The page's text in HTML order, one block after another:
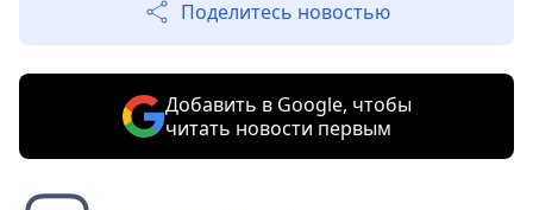
Поделитесь новостью
Добавить в Google, чтобы
читать новости первым